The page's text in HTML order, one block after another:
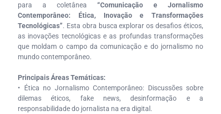
para a coletânea “Comunicação e Jornalismo
Contemporâneo: Ética, Inovação e Transformações
Tecnológicas”. Esta obra busca explorar os desafios éticos,
as inovações tecnológicas e as profundas transformações
que moldam o campo da comunicação e do jornalismo no
mundo contemporâneo.
Principais Áreas Temáticas:
• Ética no Jornalismo Contemporâneo: Discussões sobre
dilemas éticos, fake news, desinformação e a
responsabilidade do jornalista na era digital.